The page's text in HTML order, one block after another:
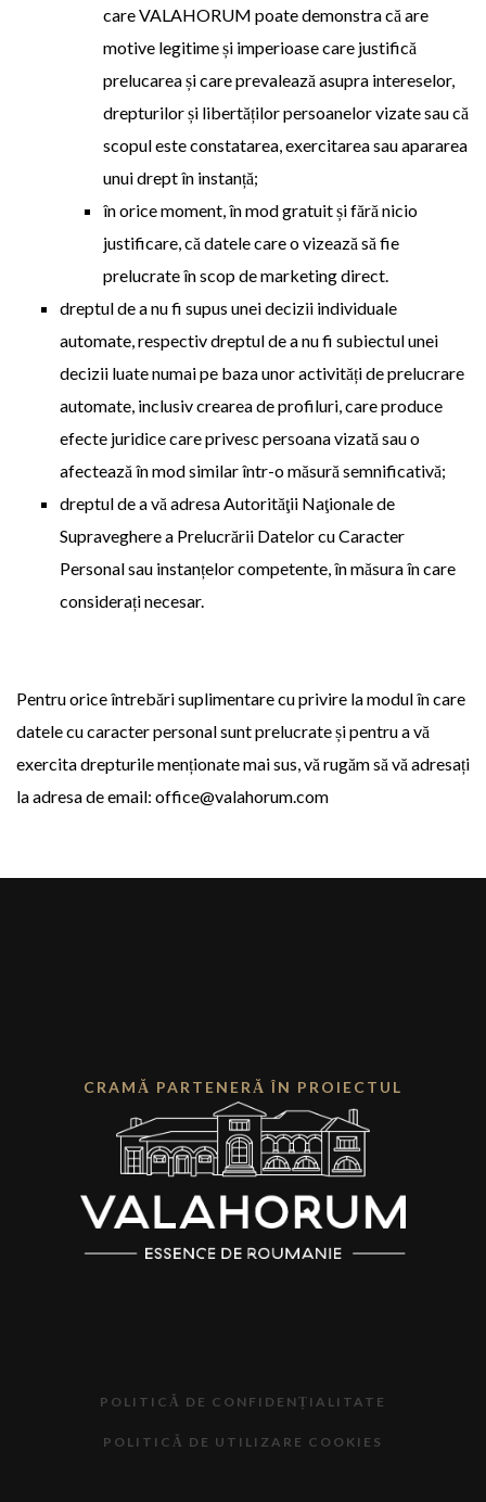
care VALAHORUM poate demonstra că are
motive legitime și imperioase care justifică
prelucarea și care prevalează asupra intereselor,
drepturilor și libertăților persoanelor vizate sau că
scopul este constatarea, exercitarea sau apararea
unui drept în instanță;
în orice moment, în mod gratuit și fără nicio
justificare, că datele care o vizează să fie
prelucrate în scop de marketing direct.
dreptul de a nu fi supus unei decizii individuale
automate, respectiv dreptul de a nu fi subiectul unei
decizii luate numai pe baza unor activități de prelucrare
automate, inclusiv crearea de profiluri, care produce
efecte juridice care privesc persoana vizată sau o
afectează în mod similar într-o măsură semnificativă;
dreptul de a vă adresa Autorităţii Naţionale de
Supraveghere a Prelucrării Datelor cu Caracter
Personal sau instanțelor competente, în măsura în care
considerați necesar.
Pentru orice întrebări suplimentare cu privire la modul în care
datele cu caracter personal sunt prelucrate și pentru a vă
exercita drepturile menționate mai sus, vă rugăm să vă adresați
la adresa de email: office@valahorum.com
CRAMĂ PARTENERĂ ÎN PROIECTUL
POLITICĂ DE CONFIDENȚIALITATE
POLITICĂ DE UTILIZARE COOKIES